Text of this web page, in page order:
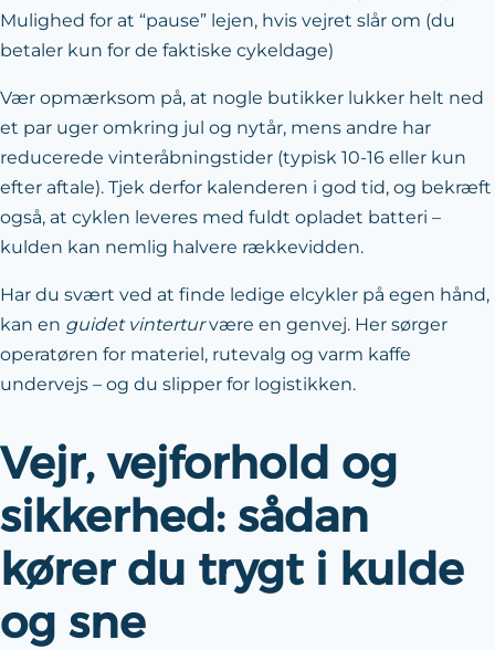
Mulighed for at “pause” lejen, hvis vejret slår om (du
betaler kun for de faktiske cykeldage)
Vær opmærksom på, at nogle butikker lukker helt ned
et par uger omkring jul og nytår, mens andre har
reducerede vinteråbningstider (typisk 10-16 eller kun
efter aftale). Tjek derfor kalenderen i god tid, og bekræft
også, at cyklen leveres med fuldt opladet batteri –
kulden kan nemlig halvere rækkevidden.
Har du svært ved at finde ledige elcykler på egen hånd,
kan en guidet vinterturvære en genvej. Her sørger
operatøren for materiel, rutevalg og varm kaffe
undervejs – og du slipper for logistikken.
Vejr, vejforhold og
sikkerhed: sådan
kører du trygt i kulde
og sne